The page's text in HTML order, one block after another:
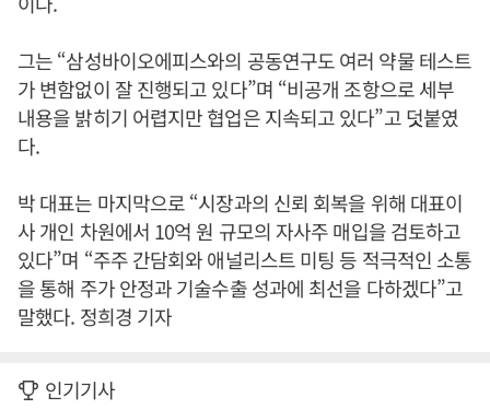
그는 “삼성바이오에피스와의 공동연구도 여러 약물 테스트
가 변함없이 잘 진행되고 있다”며 “비공개 조항으로 세부
내용을 밝히기 어렵지만 협업은 지속되고 있다”고 덧붙였
다.
박 대표는 마지막으로 “시장과의 신뢰 회복을 위해 대표이
사 개인 차원에서 10억 원 규모의 자사주 매입을 검토하고
있다”며 “주주 간담회와 애널리스트 미팅 등 적극적인 소통
을 통해 주가 안정과 기술수출 성과에 최선을 다하겠다”고
말했다. 정희경 기자
인기기사